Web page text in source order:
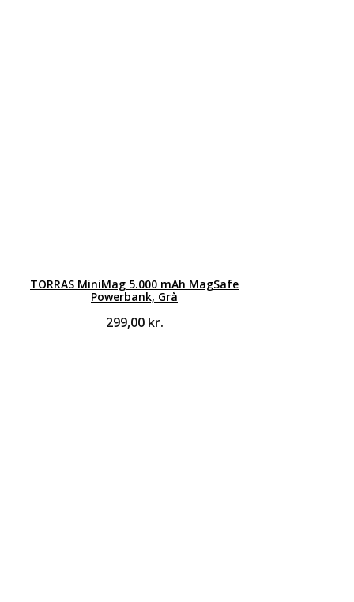
TORRAS MiniMag 5.000 mAh MagSafe
Powerbank, Grå
299,00 kr.